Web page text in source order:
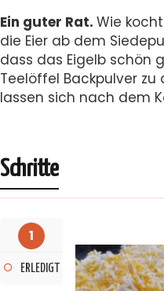
Ein guter Rat. Wie
die Eier ab dem
dass das Eigelb schön
Teelöffel Backpulver zu
lassen sich nach dem
Schritte
1
ERLEDIGT